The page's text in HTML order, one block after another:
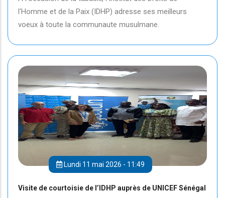
l'Homme et de la Paix (IDHP) adresse ses meilleurs
voeux à toute la communaute musulmane.
Lundi 11 mai 2026 - 11:49
Visite de courtoisie de l’IDHP auprès de UNICEF Sénégal